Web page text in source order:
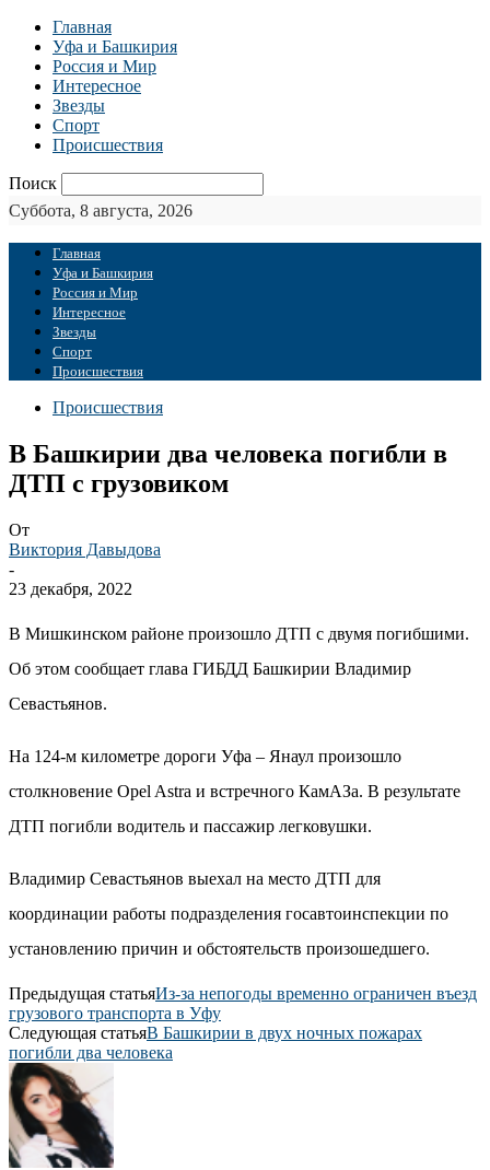
Главная
Уфа и Башкирия
Россия и Мир
Интересное
Звезды
Спорт
Происшествия
Поиск
Суббота, 8 августа, 2026
Главная
Уфа и Башкирия
Россия и Мир
Интересное
Звезды
Спорт
Происшествия
Происшествия
В Башкирии два человека погибли в
ДТП с грузовиком
От
Виктория Давыдова
-
23 декабря, 2022
В Мишкинском районе произошло ДТП с двумя погибшими.
Об этом сообщает глава ГИБДД Башкирии Владимир
Севастьянов.
На 124-м километре дороги Уфа – Янаул произошло
столкновение Opel Astra и встречного КамАЗа. В результате
ДТП погибли водитель и пассажир легковушки.
Владимир Севастьянов выехал на место ДТП для
координации работы подразделения госавтоинспекции по
установлению причин и обстоятельств произошедшего.
Предыдущая статьяИз-за непогоды временно ограничен въезд
грузового транспорта в Уфу
Следующая статьяВ Башкирии в двух ночных пожарах
погибли два человека